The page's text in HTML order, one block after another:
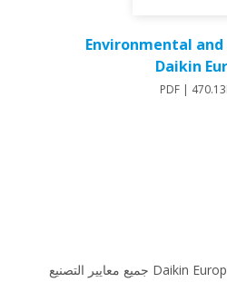
Environmental
تلبي عمليات التصنيع في Daikin Europe N.V.‎ جميع معايير التصنيع